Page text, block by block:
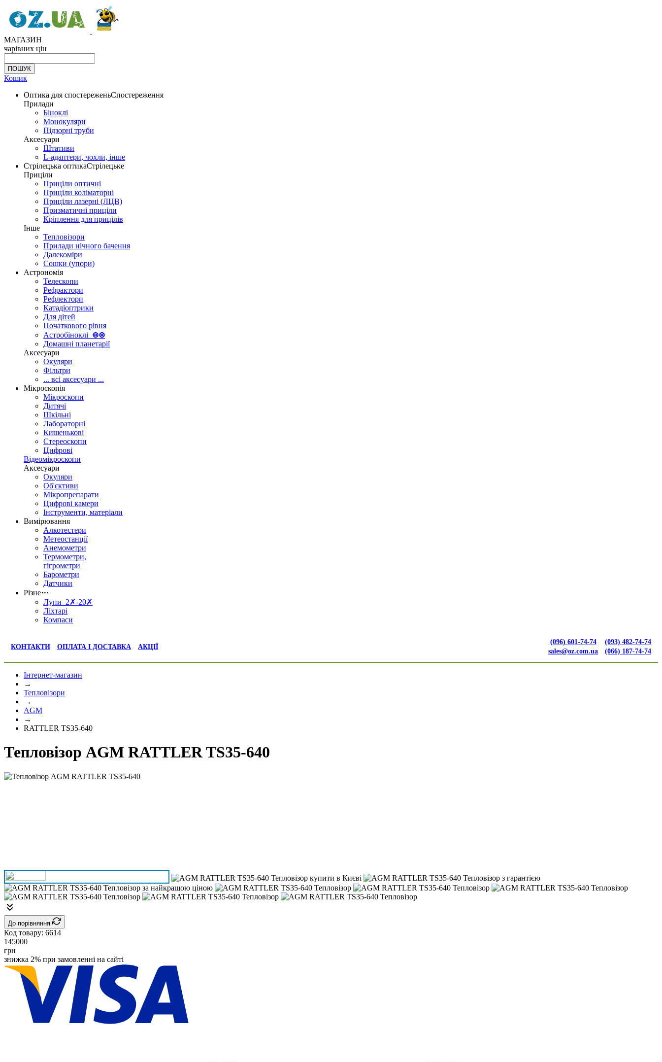
МАГАЗИН
чарівних цін
Кошик
Оптика для спостереженьСпостереження
Прилади
Біноклі
Монокуляри
Підзорні труби
Аксесуари
Штативи
L-адаптери, чохли, інше
Стрілецька оптикаСтрілецьке
Приціли
Приціли оптичні
Приціли коліматорні
Приціли лазерні (ЛЦВ)
Призматичні приціли
Кріплення для прицілів
Інше
Тепловізори
Прилади нічного бачення
Далекоміри
Сошки (упори)
Астрономія
Телескопи
Рефрактори
Рефлектори
Катадіоптрики
Для дітей
Початкового рівня
Астробіноклі ⊚⊚
Домашні планетарії
Аксесуари
Окуляри
Фільтри
... всі аксесуари ...
Мікроскопія
Мікроскопи
Дитячі
Шкільні
Лабораторні
Кишенькові
Стереоскопи
Цифрові
Відеомікроскопи
Аксесуари
Окуляри
Об'єктиви
Мікропрепарати
Цифрові камери
Інструменти, матеріали
Вимірювання
Алкотестери
Метеостанції
Анемометри
Термометри,
гігрометри
Барометри
Датчики
Різне⋯
Лупи 2✗-20✗
Ліхтарі
Компаси
КОНТАКТИ ОПЛАТА І ДОСТАВКА АКЦІЇ
(096) 601-74-74
sales@oz.com.ua
(093) 482-74-74
(066) 187-74-74
Інтернет-магазин
→
Тепловізори
→
AGM
→
RATTLER TS35-640
Тепловізор AGM RATTLER TS35-640
До порівняння
Код товару: 6614
145000
грн
знижка 2% при замовленні на сайті